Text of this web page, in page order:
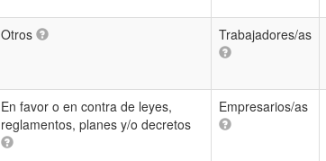
Otros Trabajadores/as
En favor o en contra de leyes,
reglamentos, planes y/o decretos
Empresarios/as